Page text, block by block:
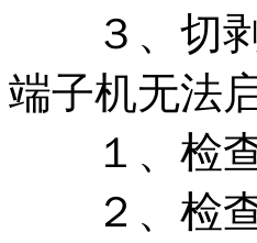
３、切剥
端子机无法
１、检查
２、检查